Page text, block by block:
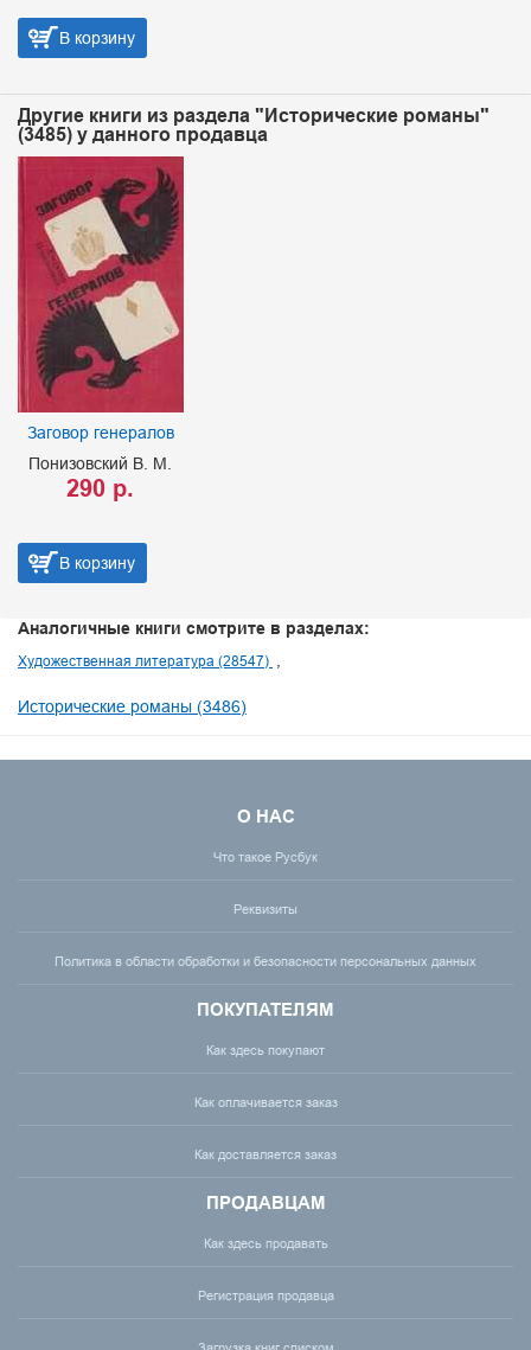
В корзину
Другие книги из раздела "Исторические романы"
(3485) у данного продавца
Заговор генералов
Понизовский В. М.
290 р.
В корзину
Аналогичные книги смотрите в разделах:
Художественная литература (28547)
Исторические романы (3486)
О НАС
Что такое Русбук
Реквизиты
Политика в области обработки и безопасности персональных данных
ПОКУПАТЕЛЯМ
Как здесь покупают
Как оплачивается заказ
Как доставляется заказ
ПРОДАВЦАМ
Как здесь продавать
Регистрация продавца